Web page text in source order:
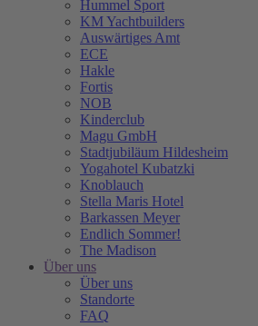
Hummel Sport
KM Yachtbuilders
Auswärtiges Amt
ECE
Hakle
Fortis
NOB
Kinderclub
Magu GmbH
Stadtjubiläum Hildesheim
Yogahotel Kubatzki
Knoblauch
Stella Maris Hotel
Barkassen Meyer
Endlich Sommer!
The Madison
Über uns
Über uns
Standorte
FAQ